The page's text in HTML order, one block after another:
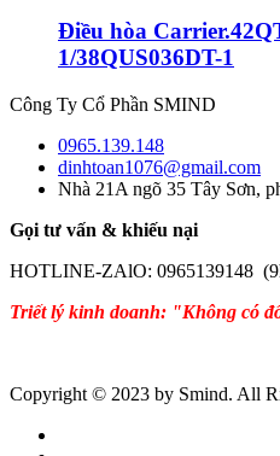
Điều hòa
1/38QUS036DT-1
Công Ty Cổ Phần SMIND
0965.139.148
dinhtoan1076@gmail.com
Nhà 21A ngõ 35 Tây Sơn,
Gọi tư vấn & khiếu nại
HOTLINE-ZAlO: 0965139148
Triết lý kinh doanh: "Không có
Copyright © 2023 by Smind. All